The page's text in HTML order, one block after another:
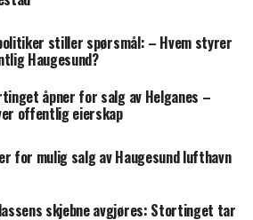
stiller spørsmål: – Hvem styrer
Haugesund?
åpner for salg av Helganes –
offentlig eierskap
for mulig salg av Haugesund lufthavn
skjebne avgjøres: Stortinget tar